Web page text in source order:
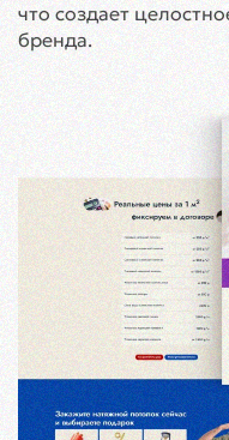
что создает
бренда.